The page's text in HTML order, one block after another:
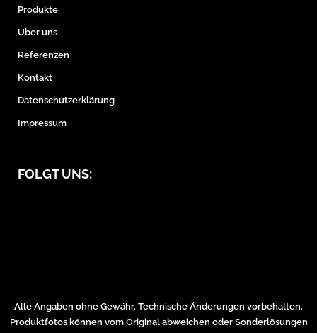
Produkte
Über uns
Referenzen
Kontakt
Datenschutzerklärung
Impressum
FOLGT UNS:
Alle Angaben ohne Gewähr. Technische Änderungen vorbehalten.
Produktfotos können vom Original abweichen oder Sonderlösungen